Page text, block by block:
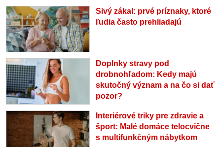
Sivý zákal: prvé príznaky, ktoré
ľudia často prehliadajú
Doplnky stravy pod
drobnohľadom: Kedy majú
skutočný význam a na čo si dať
pozor?
Interiérové triky pre zdravie a
šport: Malé domáce telocvične
s multifunkčným nábytkom